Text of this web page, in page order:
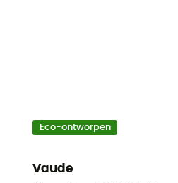
Eco-ontworpen
Vaude